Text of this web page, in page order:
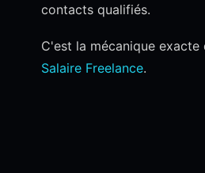
contacts qualifiés.
C'est la mécanique exacte
Salaire Freelance.